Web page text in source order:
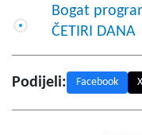
Bogat
ČETIRI DANA
Podijeli: Facebook X